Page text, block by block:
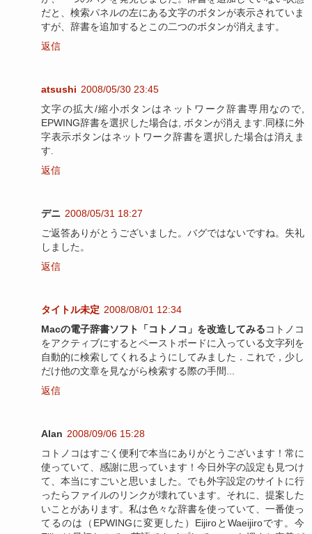
だと、検索パネルの左にある文字のボタンが表示されていま
すが、辞書を追加するとこの二つのボタンが消えます。
返信
atsushi 2008/05/30 23:45
文字の拡大/縮小ボタンはネットワーク辞書専用なので,
EPWING辞書を選択した場合は, ボタンが消えます.同様に外
字表示ボタンはネットワーク辞書を選択した場合は消えま
す.
返信
デニ 2008/05/31 18:27
ご返答ありがとうございました。バグではないですね。失礼
しました。
返信
タイトル未定 2008/08/01 12:34
Macの電子辞書ソフト「コトノコ」を改造してみるコトノコ
をアクティブにするとペーストボードに入っている文字列を
自動的に検索してくれるようにしてみました．これで，少し
だけ他の文章を見ながら検索する際の手間...
返信
Alan 2008/09/06 15:28
コトノコはすごく便利で本当にありがとうございます！常に
使っていて、感謝に思っています！今日外字の設定も見つけ
て、本当にすごいと思いました。でも外字設定のサイトに行
ったらファイルのリンクが壊れています。それに、提案した
いことがあります。私は色々な辞書を使っていて、一番使っ
てるのは（EPWINGに変更した）EijiroとWaeijiroです。今